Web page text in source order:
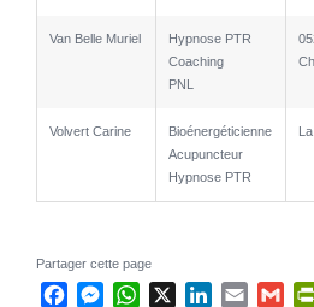
Van Belle Muriel
Hypnose PTR
Coaching
PNL
Volvert Carine
Bioénergéticienne
Acupuncteur
Hypnose PTR
Partager cette page
FacebookMessenger
WhatsAppLinkedIn
Email